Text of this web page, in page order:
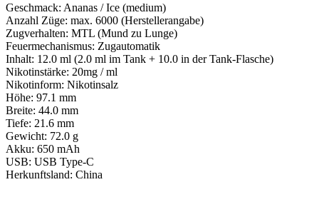
Geschmack: Ananas / Ice (medium)
Anzahl Züge: max. 6000 (Herstellerangabe)
Zugverhalten: MTL (Mund zu Lunge)
Feuermechanismus: Zugautomatik
Inhalt: 12.0 ml (2.0 ml im Tank + 10.0 in der Tank-Flasche)
Nikotinstärke: 20mg / ml
Nikotinform: Nikotinsalz
Höhe: 97.1 mm
Breite: 44.0 mm
Tiefe: 21.6 mm
Gewicht: 72.0 g
Akku: 650 mAh
USB: USB Type-C
Herkunftsland: China